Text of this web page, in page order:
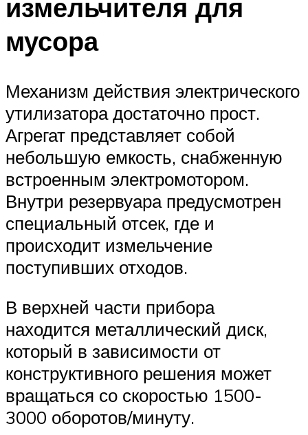
измельчителя для
мусора
Механизм действия электрического
утилизатора достаточно прост.
Агрегат представляет собой
небольшую емкость, снабженную
встроенным электромотором.
Внутри резервуара предусмотрен
специальный отсек, где и
происходит измельчение
поступивших отходов.
В верхней части прибора
находится металлический диск,
который в зависимости от
конструктивного решения может
вращаться со скоростью 1500-
3000 оборотов/минуту.